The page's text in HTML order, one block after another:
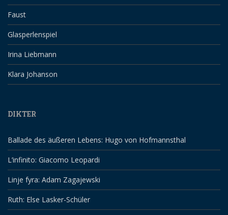
Faust
Glasperlenspiel
Irina Liebmann
Klara Johanson
DIKTER
Ballade des äußeren Lebens: Hugo von Hofmannsthal
L’infinito: Giacomo Leopardi
Linje fyra: Adam Zagajewski
Ruth: Else Lasker-Schüler